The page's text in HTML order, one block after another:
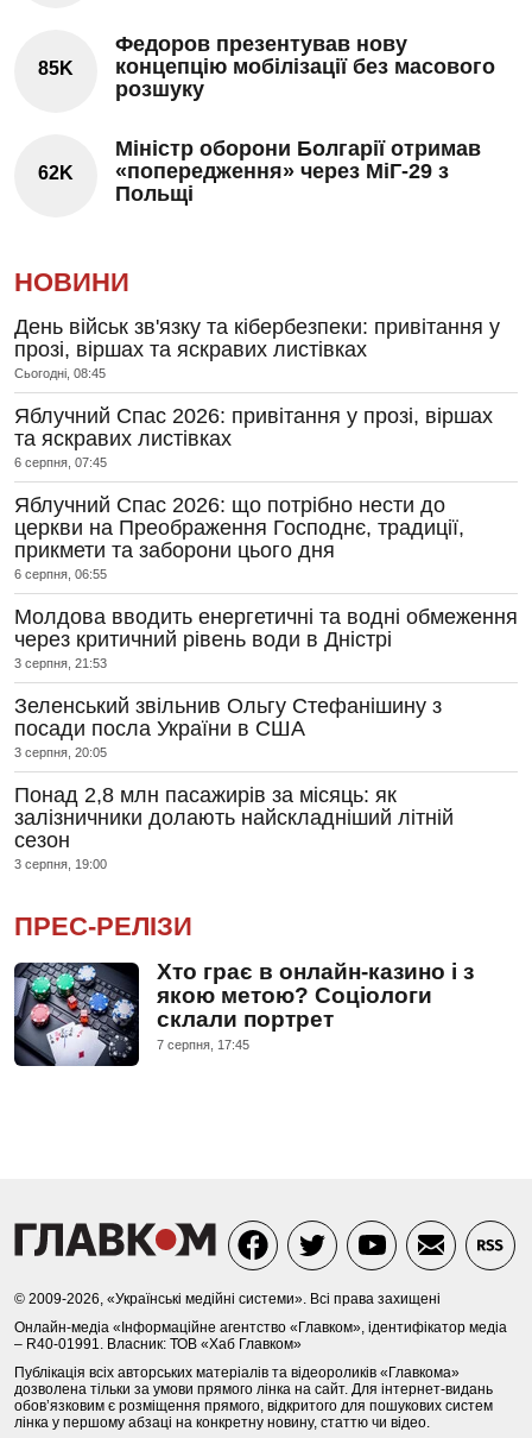
85K
Федоров презентував нову
концепцію мобілізації без масового
розшуку
62K
Міністр оборони Болгарії отримав
«попередження» через МіГ-29 з
Польщі
НОВИНИ
День військ зв'язку та кібербезпеки: привітання у
прозі, віршах та яскравих листівках
Сьогодні, 08:45
Яблучний Спас 2026: привітання у прозі, віршах
та яскравих листівках
6 серпня, 07:45
Яблучний Спас 2026: що потрібно нести до
церкви на Преображення Господнє, традиції,
прикмети та заборони цього дня
6 серпня, 06:55
Молдова вводить енергетичні та водні обмеження
через критичний рівень води в Дністрі
3 серпня, 21:53
Зеленський звільнив Ольгу Стефанішину з
посади посла України в США
3 серпня, 20:05
Понад 2,8 млн пасажирів за місяць: як
залізничники долають найскладніший літній
сезон
3 серпня, 19:00
ПРЕС-РЕЛІЗИ
Хто грає в онлайн-казино і з
якою метою? Соціологи
склали портрет
7 серпня, 17:45
© 2009-2026, «Українські медійні системи». Всі права захищені
Онлайн-медіа «Інформаційне агентство «Главком», ідентифікатор медіа
– R40-01991. Власник: ТОВ «Хаб Главком»
Публікація всіх авторських матеріалів та відеороликів «Главкома»
дозволена тільки за умови прямого лінка на сайт. Для інтернет-видань
обов’язковим є розміщення прямого, відкритого для пошукових систем
лінка у першому абзаці на конкретну новину, статтю чи відео.